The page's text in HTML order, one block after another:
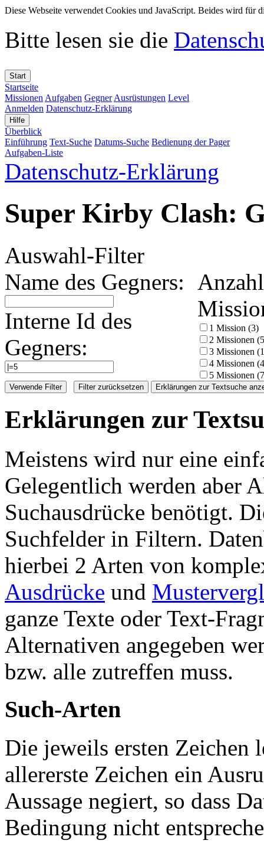
Diese Webseite verwendet Cookies und JavaScript. Beides wird für
Bitte lesen sie die
Start
Startseite
Missionen Aufgaben Gegner Ausrüstungen Level
Anmelden Datenschutz-Erklärung
Hilfe
Überblick
Einführung Text-Suche Datums-Suche Bedienung der Pager
Aufgaben-Liste
Datenschutz-Erklärung
Super Kirby Clash:
Auswahl-Filter
Name des Gegners:
Interne Id des
Gegners:
1 Mission (3)
2 Missionen
3 Missionen
4 Missionen
5 Missionen
Filter zurücksetzen Erklärungen zur Textsuche
Erklärungen zur
Meistens wird nur eine
Gelegentlich werden aber
Suchausdrücke benötigt.
Suchfelder in Filtern.
hierbei 2 Arten von
Ausdrücke und
ganze Texte oder Text-
Alternativen angegeben
bzw. alle zutreffen muss.
Such-Arten
Die jeweils ersten Zeichen
allererste Zeichen ein
Aussage negiert, so dass
Bedingung nicht